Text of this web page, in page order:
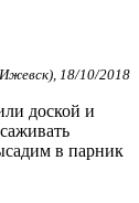
18/10/2018
доской и
в парник